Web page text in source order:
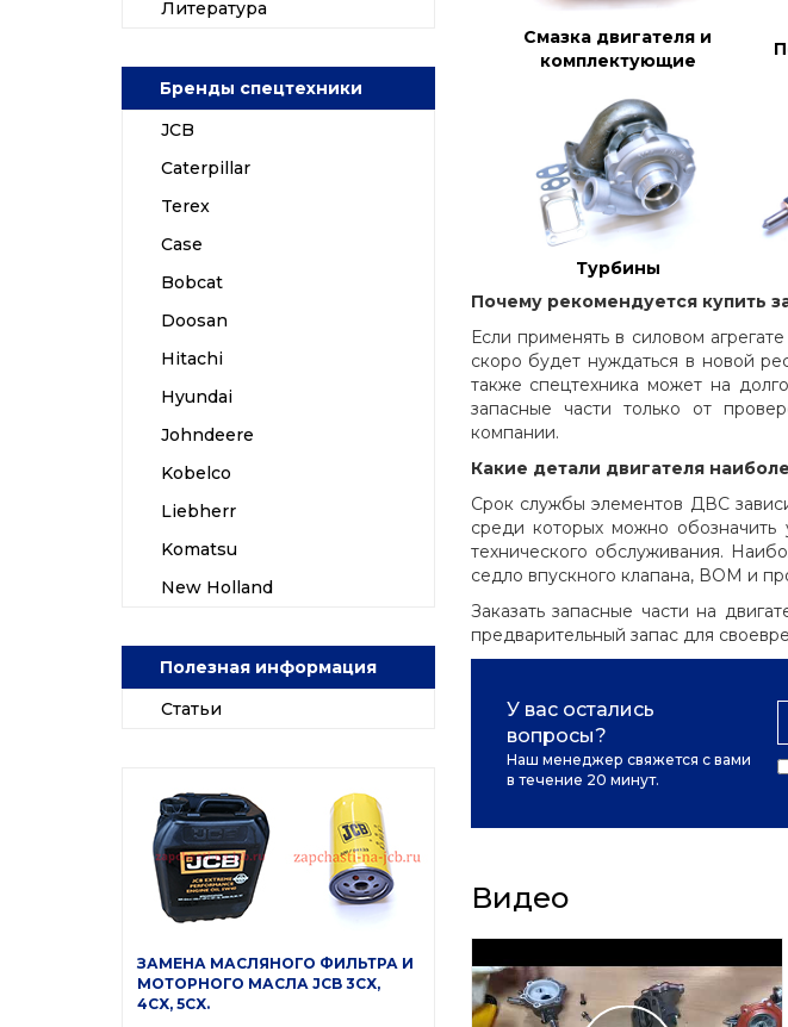
Литература
Бренды спецтехники
JCB
Caterpillar
Terex
Case
Bobcat
Doosan
Hitachi
Hyundai
Johndeere
Kobelco
Liebherr
Komatsu
New Holland
Полезная информация
Статьи
ЗАМЕНА МАСЛЯНОГО ФИЛЬТРА И
МОТОРНОГО МАСЛА JCB 3CX,
4CX, 5CX.
Смазка двигателя и
комплектующие
Турбины
Почему рекомендуется купить
Если применять в силовом
скоро будет нуждаться в новой
также спецтехника может на
запасные части только от
компании.
Какие детали двигателя
Срок службы элементов ДВС
среди которых можно обозначить
технического обслуживания.
седло впускного клапана, ВОМ и
Заказать запасные части на
предварительный запас для
У вас остались
вопросы?
Наш менеджер свяжется с вами
в течение 20 минут.
Видео